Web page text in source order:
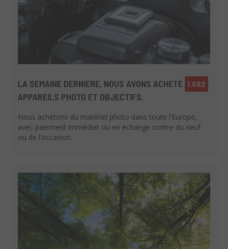
LA SEMAINE DERNIÈRE, NOUS AVONS ACHETÉ 1.682
APPAREILS PHOTO ET OBJECTIFS.
Nous achetons du matériel photo dans toute l’Europe,
avec paiement immédiat ou en échange contre du neuf
ou de l’occasion.